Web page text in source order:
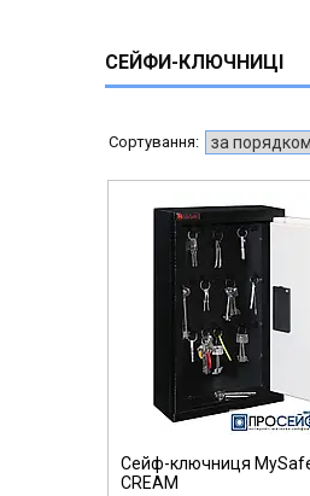
СЕЙФИ-КЛЮЧНИЦІ
Сейф-ключниця
CREAM